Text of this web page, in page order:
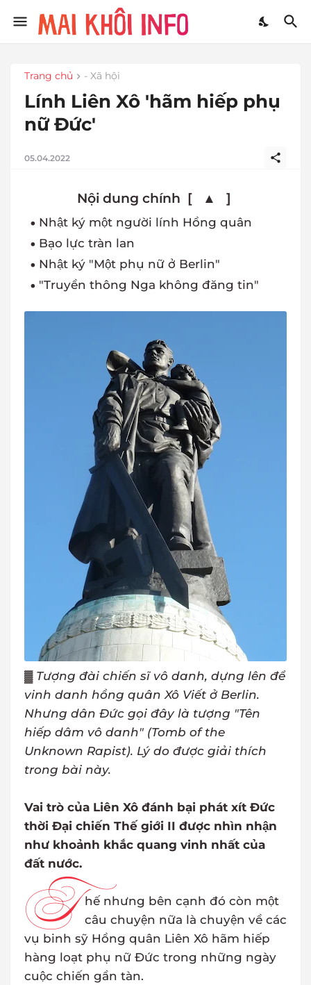
Trang chủ - Xã hội
Lính Liên Xô 'hãm hiếp phụ
nữ Đức'
05.04.2022
Nhật ký một người lính Hồng quân
Bạo lực tràn lan
Nhật ký "Một phụ nữ ở Berlin"
"Truyền thông Nga không đăng tin"
▓ Tượng đài chiến sĩ vô danh, dựng lên để
vinh danh hồng quân Xô Viết ở Berlin.
Nhưng dân Đức gọi đây là tượng "Tên
hiếp dâm vô danh" (Tomb of the
Unknown Rapist). Lý do được giải thích
trong bài này.
Vai trò của Liên Xô đánh bại phát xít Đức
thời Đại chiến Thế giới II được nhìn nhận
như khoảnh khắc quang vinh nhất của
đất nước.
T hế nhưng bên cạnh đó còn một
câu chuyện nữa là chuyện về các
vụ binh sỹ Hồng quân Liên Xô hãm hiếp
hàng loạt phụ nữ Đức trong những ngày
cuộc chiến gần tàn.